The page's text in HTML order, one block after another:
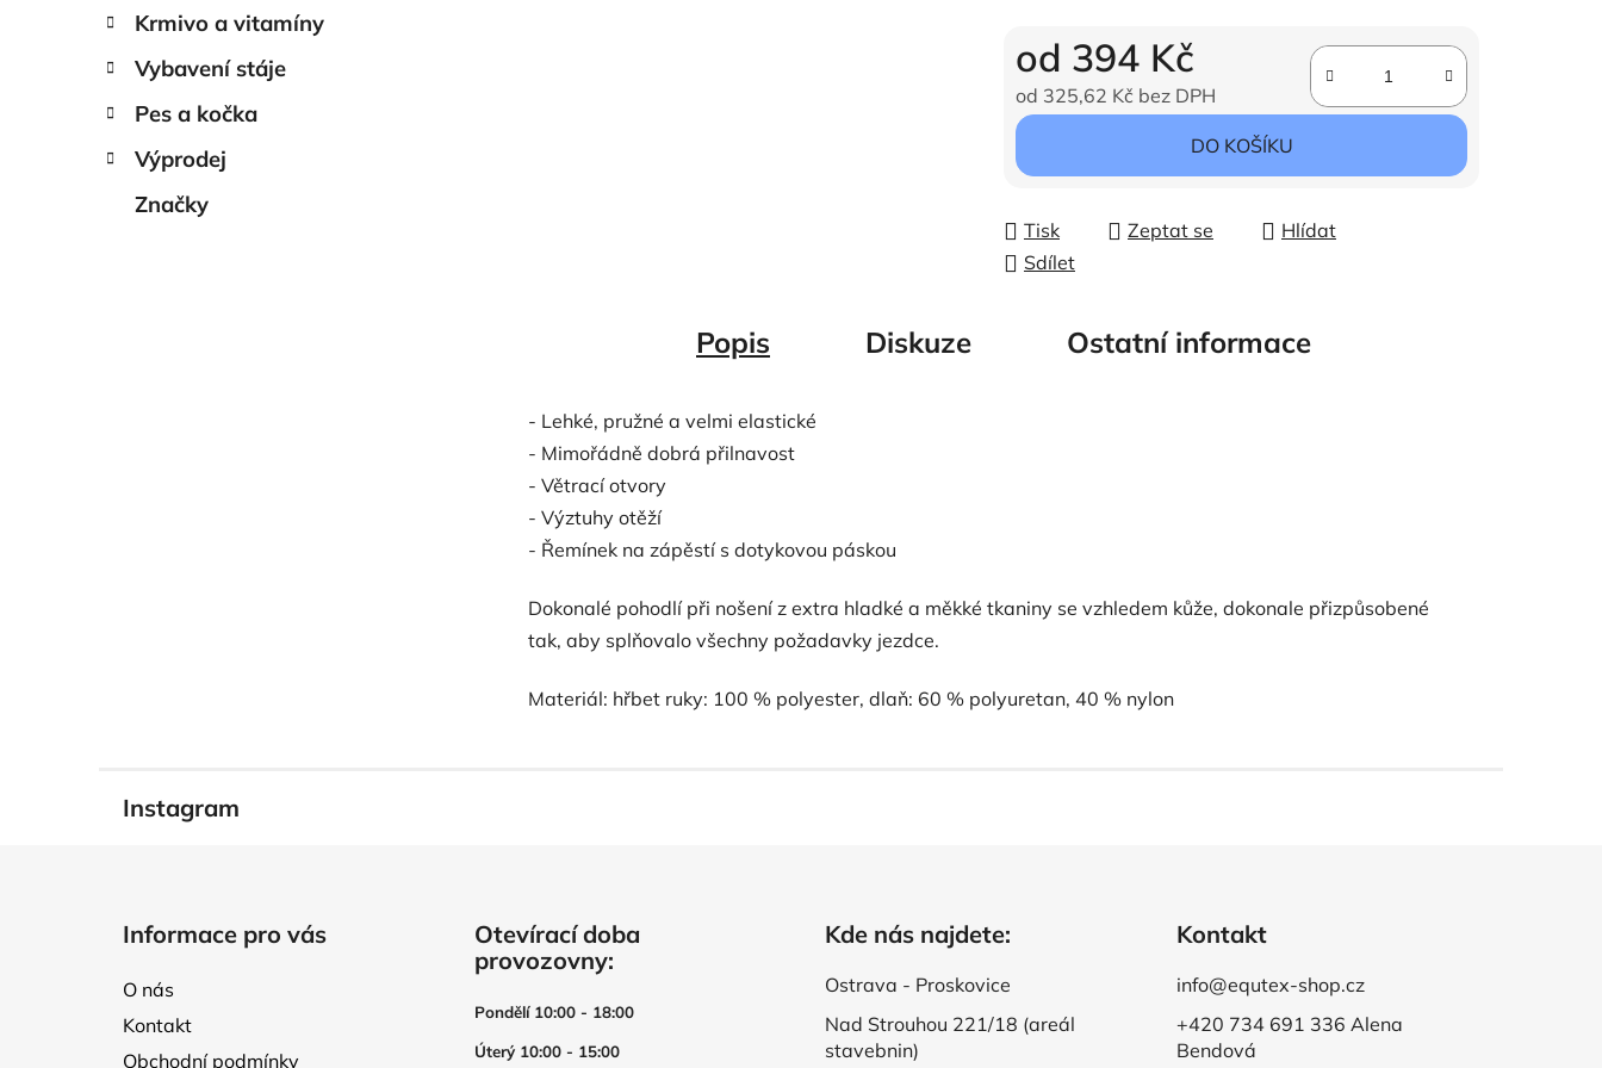
Krmivo a vitamíny
Vybavení stáje
Pes a kočka
Výprodej
Značky
od 394 Kč
od 325,62 Kč bez DPH
Měrná cena:
DO KOŠÍKU
Tisk Zeptat se
Hlídat
Sdílet
Popis Diskuze Ostatní informace
- Lehké, pružné a velmi elastické
- Mimořádně dobrá přilnavost
- Větrací otvory
- Výztuhy otěží
- Řemínek na zápěstí s dotykovou páskou
Dokonalé pohodlí při nošení z extra hladké a měkké tkaniny se vzhledem kůže, dokonale přizpůsobené
tak, aby splňovalo všechny požadavky jezdce.
Materiál: hřbet ruky: 100 % polyester, dlaň: 60 % polyuretan, 40 % nylon
Instagram
Informace pro vás
O nás
Kontakt
Obchodní podmínky
Otevírací doba
provozovny:
Pondělí 10:00 - 18:00
Úterý 10:00 - 15:00
Kde nás najdete:
Ostrava - Proskovice
Nad Strouhou 221/18 (areál
stavebnin)
Kontakt
info@equtex-shop.cz
+420 734 691 336 Alena
Bendová